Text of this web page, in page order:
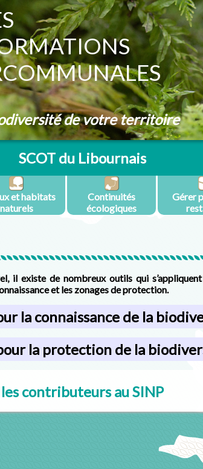
de votre territoire
SCOT du Libournais
et habitats
naturels
Continuités
écologiques
Gérer
il existe de nombreux outils qui
et les zonages de protection.
la connaissance de la
la protection de la
les contributeurs au SINP